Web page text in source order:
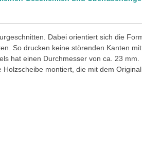
Dabei orientiert sich die
So drucken keine störenden Kanten
hat einen Durchmesser von ca. 23
Holzscheibe montiert, die mit dem